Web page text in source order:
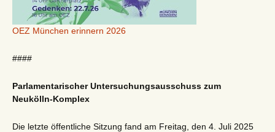
OEZ München erinnern 2026
####
Parlamentarischer Untersuchungsausschuss zum
Neukölln-Komplex
Die letzte öffentliche Sitzung fand am Freitag, den 4. Juli 2025